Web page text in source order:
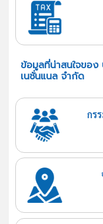
ข้อมูลที่น่าสนใจขอ
เนชั่นแนล จำกัด
กร